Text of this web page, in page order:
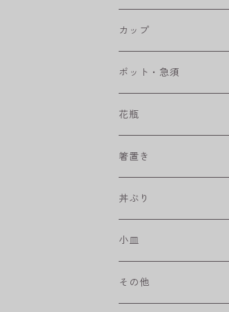
RONDE
ベベルボウル
プリーツ
藍駒
ワビカップ
ハンディ小皿
和ミモザ
丸皿
長皿
角皿
取皿
盛皿
カレー＆パスタ皿
大鉢
中鉢
小鉢
カップ
カップ
マグカップ
フリーカップ
そば猪口
ポット・急須
花瓶
水差し
箸置き
丼ぶり
小皿
その他